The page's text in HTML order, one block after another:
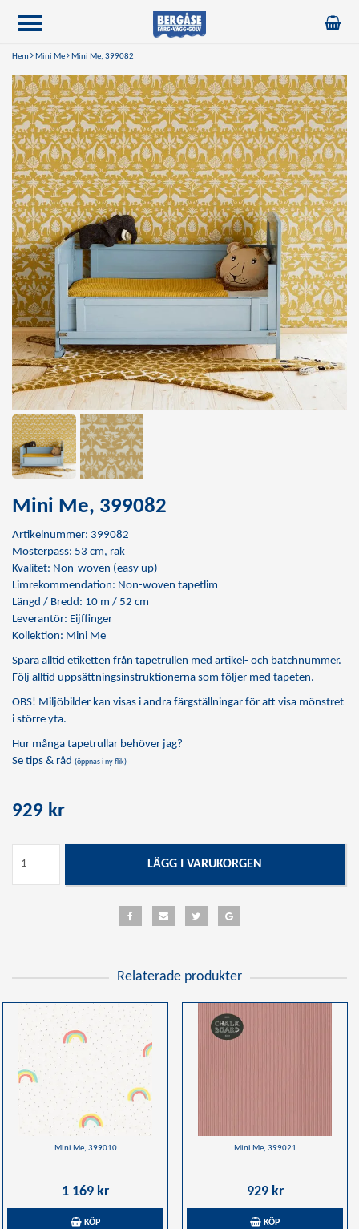
Hem Mini Me Mini Me, 399082
Mini Me, 399082
Artikelnummer: 399082
Mösterpass: 53 cm, rak
Kvalitet: Non-woven (easy up)
Limrekommendation: Non-woven tapetlim
Längd / Bredd: 10 m / 52 cm
Leverantör: Eijffinger
Kollektion: Mini Me
Spara alltid etiketten från tapetrullen med artikel- och batchnummer.
Följ alltid uppsättningsinstruktionerna som följer med tapeten.
OBS! Miljöbilder kan visas i andra färgställningar för att visa mönstret
i större yta.
Hur många tapetrullar behöver jag?
Se tips & råd (öppnas i ny flik)
929 kr
LÄGG I VARUKORGEN
Relaterade produkter
Mini Me, 399010
1 169 kr
KÖP
Mini Me, 399021
929 kr
KÖP